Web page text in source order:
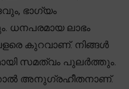
ഭാഗ്യം
ധനപരമായ ലാഭം
കുറവാണ്. നിങ്ങൾ
സമത്വം പുലർത്തും.
അനുഗ്രഹീതനാണ്.